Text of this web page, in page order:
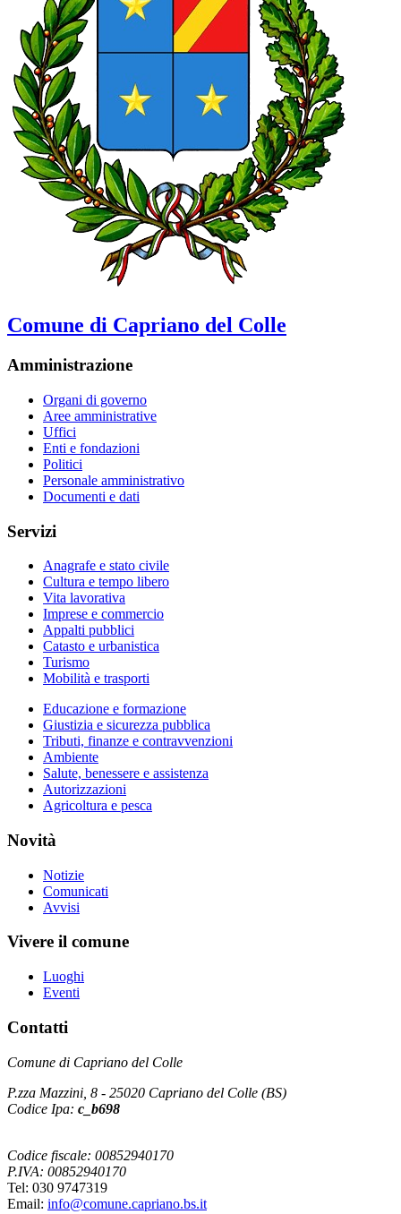
Comune di Capriano del Colle
Amministrazione
Organi di governo
Aree amministrative
Uffici
Enti e fondazioni
Politici
Personale amministrativo
Documenti e dati
Servizi
Anagrafe e stato civile
Cultura e tempo libero
Vita lavorativa
Imprese e commercio
Appalti pubblici
Catasto e urbanistica
Turismo
Mobilità e trasporti
Educazione e formazione
Giustizia e sicurezza pubblica
Tributi, finanze e contravvenzioni
Ambiente
Salute, benessere e assistenza
Autorizzazioni
Agricoltura e pesca
Novità
Notizie
Comunicati
Avvisi
Vivere il comune
Luoghi
Eventi
Contatti
Comune di Capriano del Colle
P.zza Mazzini, 8 - 25020 Capriano del Colle (BS)
Codice Ipa: c_b698
Codice fiscale: 00852940170
P.IVA: 00852940170
Tel: 030 9747319
Email: info@comune.capriano.bs.it